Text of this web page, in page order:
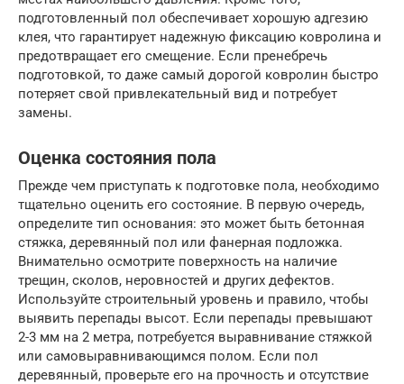
подготовленный пол обеспечивает хорошую адгезию
клея, что гарантирует надежную фиксацию ковролина и
предотвращает его смещение. Если пренебречь
подготовкой, то даже самый дорогой ковролин быстро
потеряет свой привлекательный вид и потребует
замены.
Оценка состояния пола
Прежде чем приступать к подготовке пола, необходимо
тщательно оценить его состояние. В первую очередь,
определите тип основания: это может быть бетонная
стяжка, деревянный пол или фанерная подложка.
Внимательно осмотрите поверхность на наличие
трещин, сколов, неровностей и других дефектов.
Используйте строительный уровень и правило, чтобы
выявить перепады высот. Если перепады превышают
2-3 мм на 2 метра, потребуется выравнивание стяжкой
или самовыравнивающимся полом. Если пол
деревянный, проверьте его на прочность и отсутствие